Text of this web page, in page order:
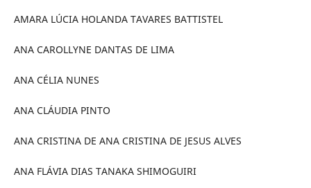
AMARA LÚCIA HOLANDA TAVARES BATTISTEL
ANA CAROLLYNE DANTAS DE LIMA
ANA CÉLIA NUNES
ANA CLÁUDIA PINTO
ANA CRISTINA DE ANA CRISTINA DE JESUS ALVES
ANA FLÁVIA DIAS TANAKA SHIMOGUIRI